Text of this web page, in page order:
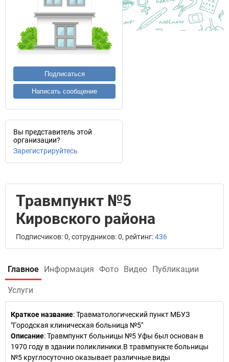
Подписаться
Написать сообщение
Вы представитель этой
организации?
Зарегистрируйтесь
Травмпункт №5
Кировского района
Подписчиков: 0, сотрудников: 0, рейтинг:436
Главное Информация Фото Видео Публикации
Услуги
Краткое название:Травматологический пункт МБУЗ
"Городская клиническая больница №5"
Описание: Травмпункт больницы №5 Уфы был основан в
1970 году в здании поликлиники.В травмпункте больницы
№5 круглосуточно оказывает различные виды